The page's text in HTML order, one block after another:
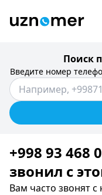
Поиск
Введите номер
+998 93 468
звонил c
Вам часто звонят